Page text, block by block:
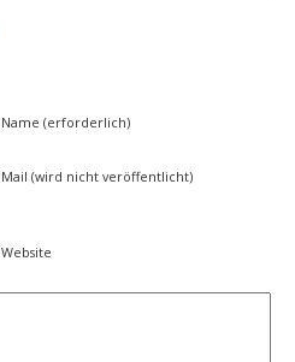
Name (erforderlich)
Mail (wird nicht veröffentlicht)
Website